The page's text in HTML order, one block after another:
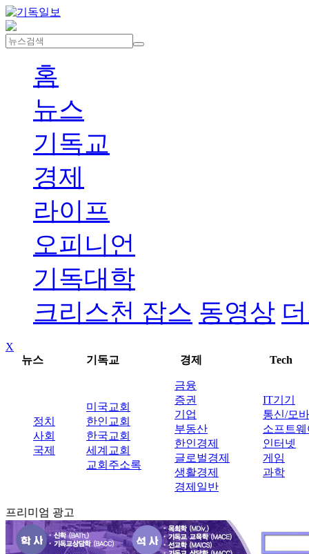
홈
뉴스
기독교
경제
라이프
오피니언
기독대학
크리스천 잡스 동영상
X
뉴스
기독교 경제 Tech
정치
사회
국제
미국교회
한인교회
한국교회
세계교회
교회주소록
금융
증권
기업
부동산
한인경제
글로벌경제
생활경제
경제일반
IT기기
통신/모
소프트웨
인터넷
게임
과학
프리미엄 광고